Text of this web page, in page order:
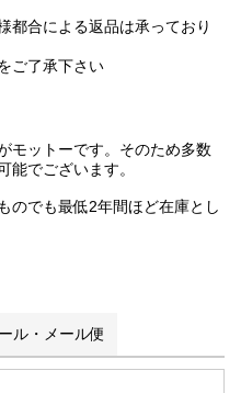
都合による返品は承っており
ご了承下さい
モットーです。そのため多数
能でございます。
のでも最低2年間ほど在庫とし
ル・メール便